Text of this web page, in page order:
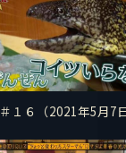
＃１６（2021年5月7